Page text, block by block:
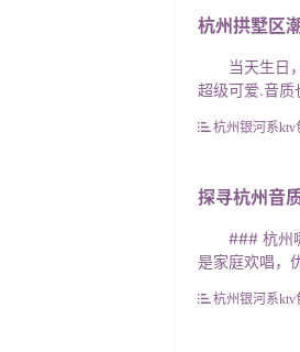
杭州拱墅区
当天生日，
超级可爱.音质
杭州银河系ktv
探寻杭州音
### 杭州哪
是家庭欢唱，
杭州银河系ktv